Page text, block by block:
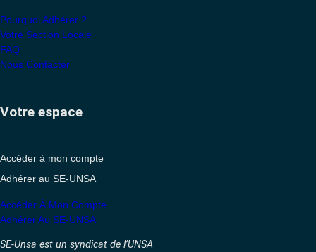
Pourquoi Adhérer ?
Votre Section Locale
FAQ
Nous Contacter
Votre espace
Accéder à mon compte
Adhérer au SE-UNSA
Accéder À Mon Compte
Adhérer Au SE-UNSA
SE-Unsa est un syndicat de l’UNSA